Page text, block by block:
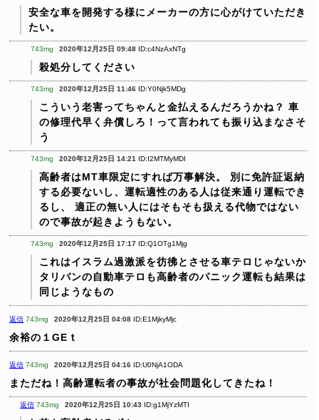
安全な車を開発する様にメーカーの方に心がけていただき
たい。
743mg 2020年12月25日 09:48 ID:c4NzAxNTg
殺処分してください
743mg 2020年12月25日 11:46 ID:Y0Njk5MDg
こういう老害ってちゃんと金払えるんだろうかね？ 車
の修理代早く弁償しろ！って言われても振り込まなさそ
う
743mg 2020年12月25日 14:21 ID:I2MTMyMDI
高齢者はMT車限定にすれば万事解決。
別に免許証返納
する必要ないし、運転適性のある人は従来通り運転でき
るし、
適正の無い人にはそもそも扱える代物ではない
ので事故が起きようもない。
743mg 2020年12月25日 17:17 ID:Q1OTg1Mjg
これはイスラム過激派を彷彿とさせる車テロじゃないか
タリバンの自動車テロも高齢者のパニック運転も結果は
同じようなもの
返信 743mg 2020年12月25日 04:08 ID:E1MjkyMjc
余裕の１GEｔ
返信 743mg 2020年12月25日 04:16 ID:U0NjA1ODA
まただね！高齢運転者の事故が社会問題化してきたね！
返信 743mg 2020年12月25日 10:43 ID:g1MjYzMTI